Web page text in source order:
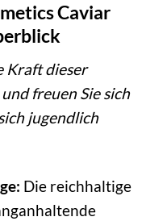
Caviar
Kraft dieser
freuen Sie sich
jugendlich
Die reichhaltige